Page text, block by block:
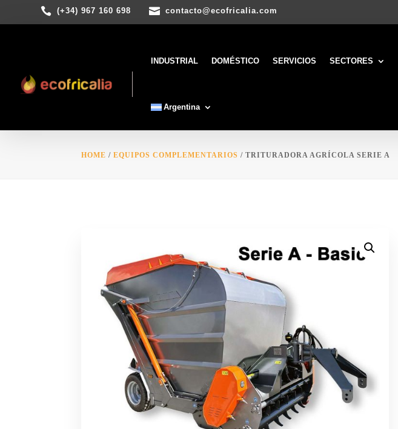
 (+34) 967 160 698  contacto@ecofricalia.com
INDUSTRIAL DOMÉSTICO SERVICIOS SECTORES
Argentina
HOME /EQUIPOS COMPLEMENTARIOS / TRITURADORA AGRÍCOLA SERIE A